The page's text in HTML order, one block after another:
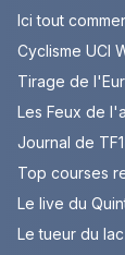
Ici tout
Cyclisme UCI
Tirage de
Les Feux de
Journal de
Top courses
Le live du
Le tueur du